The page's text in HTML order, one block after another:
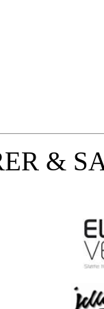
&